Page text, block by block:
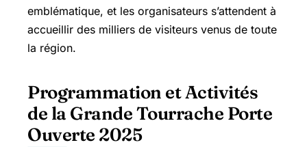
emblématique, et les organisateurs s’attendent à
accueillir des milliers de visiteurs venus de toute
la région.
Programmation et Activités
de la Grande Tourrache Porte
Ouverte 2025